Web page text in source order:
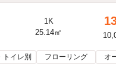
1K
25.14㎡
トイレ別 フローリング オ